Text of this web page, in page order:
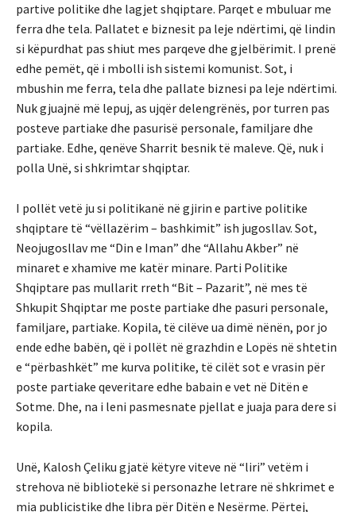
partive politike dhe lagjet shqiptare. Parqet e mbuluar me
ferra dhe tela. Pallatet e biznesit pa leje ndërtimi, që lindin
si këpurdhat pas shiut mes parqeve dhe gjelbërimit. I prenë
edhe pemët, që i mbolli ish sistemi komunist. Sot, i
mbushin me ferra, tela dhe pallate biznesi pa leje ndërtimi.
Nuk gjuajnë më lepuj, as ujqër delengrënës, por turren pas
posteve partiake dhe pasurisë personale, familjare dhe
partiake. Edhe, qenëve Sharrit besnik të maleve. Që, nuk i
polla Unë, si shkrimtar shqiptar.
I pollët vetë ju si politikanë në gjirin e partive politike
shqiptare të “vëllazërim – bashkimit” ish jugosllav. Sot,
Neojugosllav me “Din e Iman” dhe “Allahu Akber” në
minaret e xhamive me katër minare. Parti Politike
Shqiptare pas mullarit rreth “Bit – Pazarit”, në mes të
Shkupit Shqiptar me poste partiake dhe pasuri personale,
familjare, partiake. Kopila, të cilëve ua dimë nënën, por jo
ende edhe babën, që i pollët në grazhdin e Lopës në shtetin
e “përbashkët” me kurva politike, të cilët sot e vrasin për
poste partiake qeveritare edhe babain e vet në Ditën e
Sotme. Dhe, na i leni pasmesnate pjellat e juaja para dere si
kopila.
Unë, Kalosh Çeliku gjatë këtyre viteve në “liri” vetëm i
strehova në bibliotekë si personazhe letrare në shkrimet e
mia publicistike dhe libra për Ditën e Nesërme. Përtej,